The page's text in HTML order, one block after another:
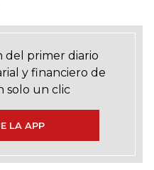
del primer diario
y financiero de
solo un clic
LA APP